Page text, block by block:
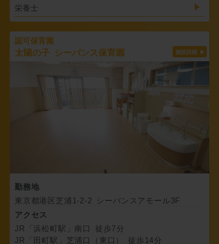
栄養士
認可保育園
太陽の子 シーバンス保育園
勤務地
東京都港区芝浦1-2-2 シーバンスアモール3F
アクセス
JR「浜松町駅」南口 徒歩7分
JR「田町駅」芝浦口（東口） 徒歩14分